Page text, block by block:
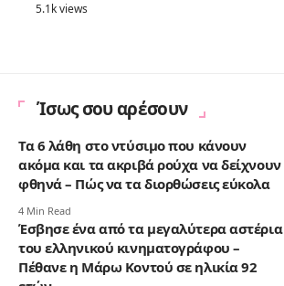
5.1k views
Ίσως σου αρέσουν
Τα 6 λάθη στο ντύσιμο που κάνουν
ακόμα και τα ακριβά ρούχα να δείχνουν
φθηνά – Πώς να τα διορθώσεις εύκολα
4 Min Read
Έσβησε ένα από τα μεγαλύτερα αστέρια
του ελληνικού κινηματογράφου –
Πέθανε η Μάρω Κοντού σε ηλικία 92